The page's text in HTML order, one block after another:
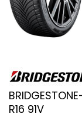
R16 91V